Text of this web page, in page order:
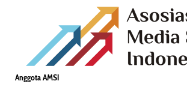
Anggota AMSI